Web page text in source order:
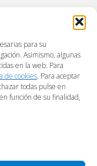
para su
Asimismo, algunas
en la web. Para
de cookies. Para aceptar
todas pulse en
función de su finalidad,